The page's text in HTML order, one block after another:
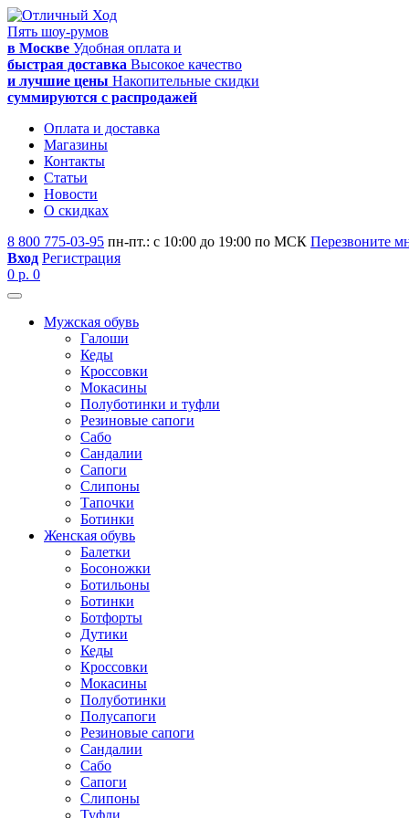
Пять шоу-румов
в Москве Удобная оплата и
быстрая доставка Высокое качество
и лучшие цены Накопительные скидки
суммируются с распродажей
Оплата и доставка
Магазины
Контакты
Статьи
Новости
О скидках
8 800 775-03-95 пн-пт.: с 10:00 до 19:00 по МСК Перезвоните
Вход Регистрация
0 р. 0
Мужская обувь
Галоши
Кеды
Кроссовки
Мокасины
Полуботинки и туфли
Резиновые сапоги
Сабо
Сандалии
Сапоги
Слипоны
Тапочки
Ботинки
Женская обувь
Балетки
Босоножки
Ботильоны
Ботинки
Ботфорты
Дутики
Кеды
Кроссовки
Мокасины
Полуботинки
Полусапоги
Резиновые сапоги
Сандалии
Сабо
Сапоги
Слипоны
Туфли